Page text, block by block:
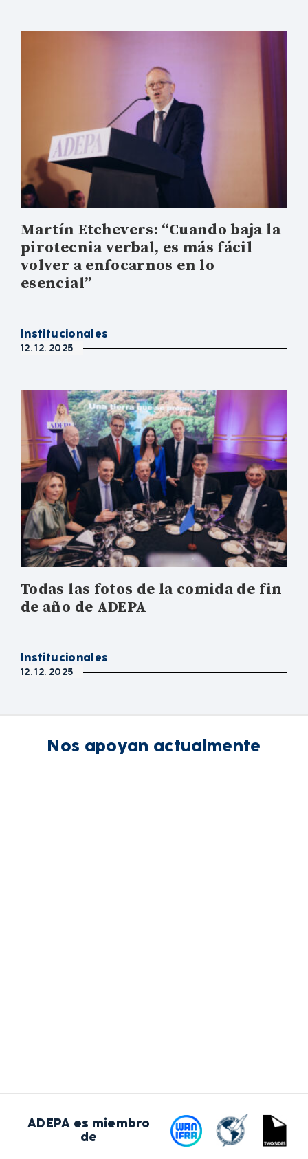
Martín Etchevers: “Cuando baja la
pirotecnia verbal, es más fácil
volver a enfocarnos en lo
esencial”
Institucionales
12. 12. 2025
Todas las fotos de la comida de fin
de año de ADEPA
Institucionales
12. 12. 2025
Nos apoyan actualmente
ADEPA es miembro
de